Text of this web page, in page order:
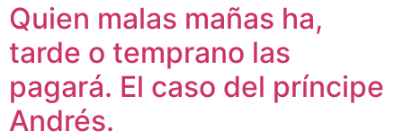
Quien malas mañas ha,
tarde o temprano las
pagará. El caso del príncipe
Andrés.